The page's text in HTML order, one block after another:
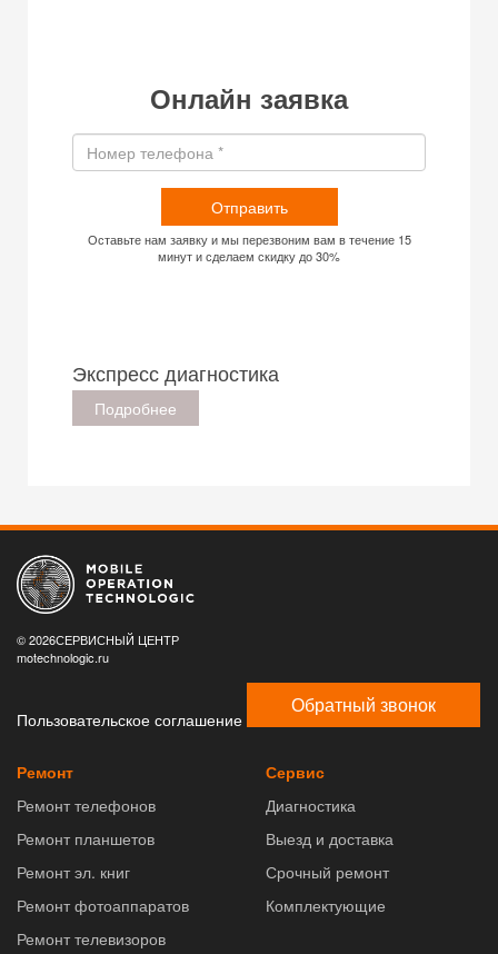
Онлайн заявка
Отправить
Оставьте нам заявку и мы перезвоним вам в течение 15
минут и сделаем скидку до 30%
Экспресс диагностика
Подробнее
© 2026СЕРВИСНЫЙ ЦЕНТР
motechnologic.ru
Пользовательское соглашение
Обратный звонок
Ремонт
Ремонт телефонов
Ремонт планшетов
Ремонт эл. книг
Ремонт фотоаппаратов
Ремонт телевизоров
Сервис
Диагностика
Выезд и доставка
Срочный ремонт
Комплектующие